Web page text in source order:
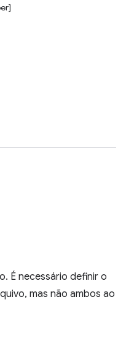
É necessário definir o
mas não ambos ao